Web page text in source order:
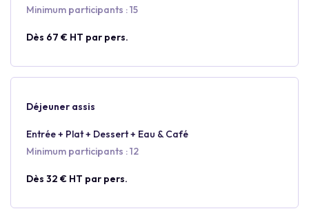
Minimum participants : 15
Dès 67 € HT par pers.
Déjeuner assis
Entrée + Plat + Dessert + Eau & Café
Minimum participants : 12
Dès 32 € HT par pers.